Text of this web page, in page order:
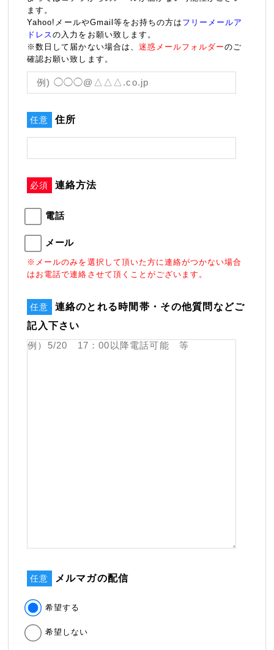
ます。
Yahoo!メールやGmail等をお持ちの方は フリーメールア
ドレスの入力をお願い致します。
※数日して届かない場合は、 迷惑メールフォルダーのご
確認お願い致します。
任意 住所
必須 連絡方法
電話
メール
※メールのみを選択して頂いた方に連絡がつかない場合
はお電話で連絡させて頂くことがございます。
任意
連絡のとれる時間帯・その他質問などご
記入下さい
任意 メルマガの配信
希望する
希望しない